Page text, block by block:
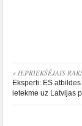
« IEPRIEKŠĒJAIS
Eksperti: ES
ietekme uz Latvijas